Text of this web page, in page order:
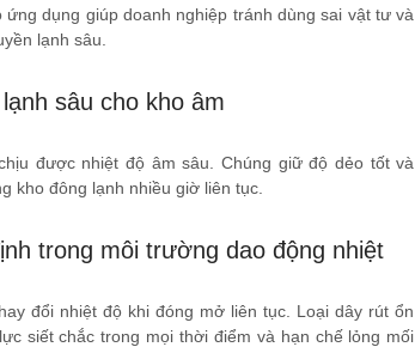
dụng giúp doanh nghiệp tránh dùng sai vật tư và
lạnh sâu.
sâu cho kho âm
được nhiệt độ âm sâu. Chúng giữ độ dẻo tốt và
kho đông lạnh nhiều giờ liên tục.
trong môi trường dao động nhiệt
đổi nhiệt độ khi đóng mở liên tục. Loại dây rút ổn
siết chắc trong mọi thời điểm và hạn chế lỏng mối